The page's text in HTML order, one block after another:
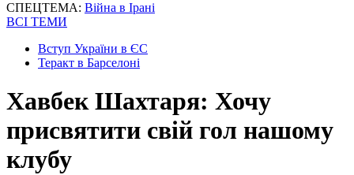
СПЕЦТЕМА: Війна в Ірані
ВСІ ТЕМИ
Вступ України в ЄС
Теракт в Барселоні
Хавбек Шахтаря: Хочу
присвятити свій гол нашому
клубу